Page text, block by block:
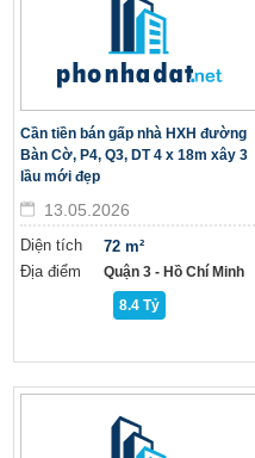
Cần tiền bán gấp nhà HXH đường
Bàn Cờ, P4, Q3, DT 4 x 18m xây 3
lầu mới đẹp
13.05.2026
Diện tích
Địa điểm
72 m²
Quận 3 - Hồ Chí Minh
8.4 Tỷ